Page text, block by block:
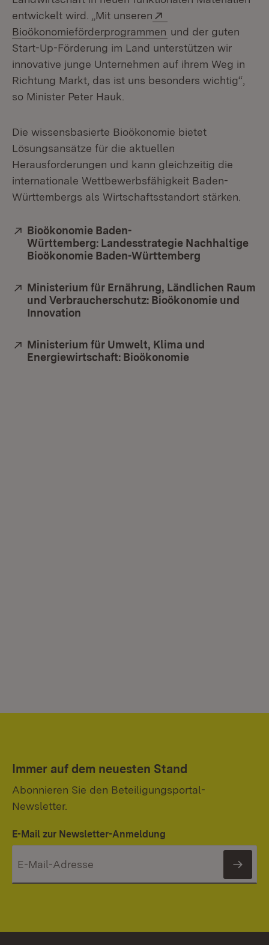
entwickelt wird. „Mit unseren
Bioökonomieförderprogrammen (Öffnet in neuem
und der guten
Start-Up-Förderung im Land unterstützen wir
innovative junge Unternehmen auf ihrem Weg in
Richtung Markt, das ist uns besonders wichtig“,
so Minister Peter Hauk.
Die wissensbasierte Bioökonomie bietet
Lösungsansätze für die aktuellen
Herausforderungen und kann gleichzeitig die
internationale Wettbewerbsfähigkeit Baden-
Württembergs als Wirtschaftsstandort stärken.
Extern:
Bioökonomie Baden-
Württemberg: Landesstrategie Nachhaltige
Bioökonomie Baden-Württemberg
Extern:
Ministerium für Ernährung, Ländlichen Raum
und Verbraucherschutz: Bioökonomie und
Innovation
Extern:
Ministerium für Umwelt, Klima und
Energiewirtschaft: Bioökonomie
Immer auf dem neuesten Stand
Abonnieren Sie den Beteiligungsportal-
Newsletter.
E-Mail zur Newsletter-Anmeldung